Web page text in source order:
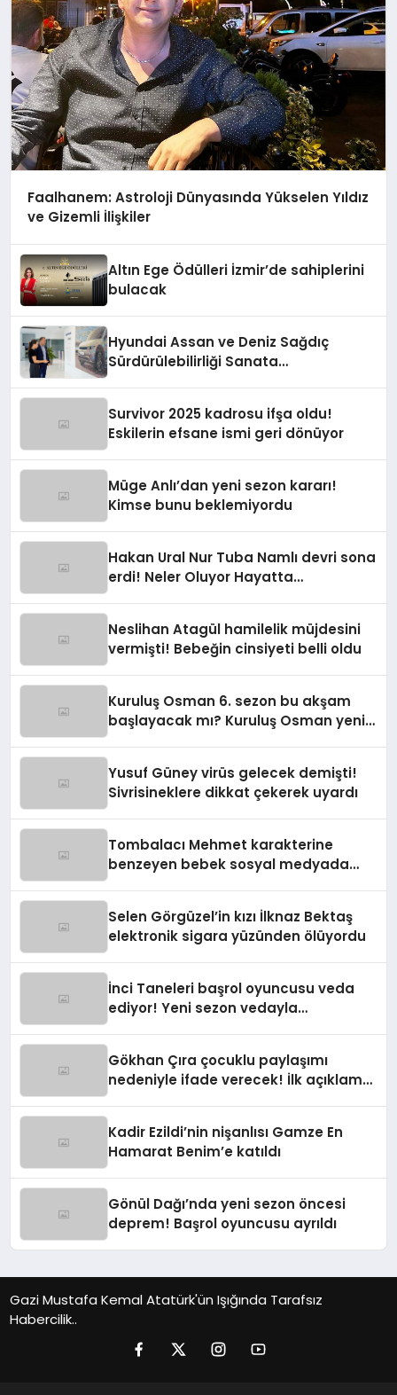
Faalhanem: Astroloji Dünyasında Yükselen Yıldız
ve Gizemli İlişkiler
Altın Ege Ödülleri İzmir’de sahiplerini
bulacak
Hyundai Assan ve Deniz Sağdıç
Sürdürülebilirliği Sanata
Survivor 2025 kadrosu ifşa oldu!
Eskilerin efsane ismi geri dönüyor
Müge Anlı’dan yeni sezon kararı!
Kimse bunu beklemiyordu
Hakan Ural Nur Tuba Namlı devri sona
erdi! Neler Oluyor Hayatta
Neslihan Atagül hamilelik müjdesini
vermişti! Bebeğin cinsiyeti belli oldu
Kuruluş Osman 6. sezon bu akşam
başlayacak mı? Kuruluş Osman yeni
Yusuf Güney virüs gelecek demişti!
Sivrisineklere dikkat çekerek uyardı
Tombalacı Mehmet karakterine
benzeyen bebek sosyal medyada
Selen Görgüzel’in kızı İlknaz Bektaş
elektronik sigara yüzünden ölüyordu
İnci Taneleri başrol oyuncusu veda
ediyor! Yeni sezon vedayla
Gökhan Çıra çocuklu paylaşımı
nedeniyle ifade verecek! İlk açıklama
Kadir Ezildi’nin nişanlısı Gamze En
Hamarat Benim’e katıldı
Gönül Dağı’nda yeni sezon öncesi
deprem! Başrol oyuncusu ayrıldı
Gazi Mustafa Kemal Atatürk'ün Işığında Tarafsız
Habercilik..